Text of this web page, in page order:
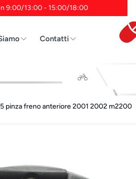
9:00/13:00 - 15:00/18:00
Contatti
pinza freno anteriore 2001 2002 m2200